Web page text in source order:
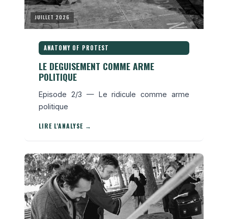
JUILLET 2026
ANATOMY OF PROTEST
LE DEGUISEMENT COMME ARME
POLITIQUE
Episode 2/3 — Le ridicule comme arme
politique
LIRE L'ANALYSE →